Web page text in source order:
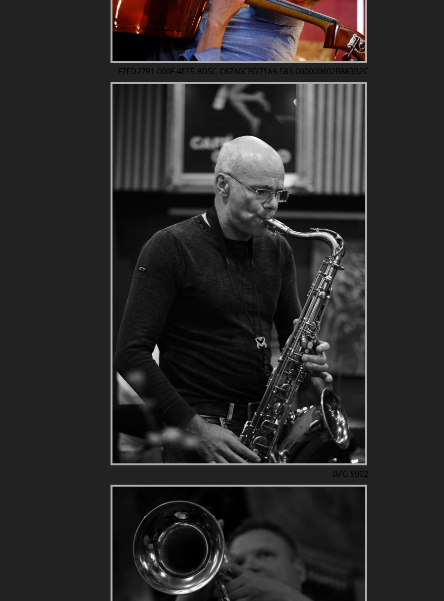
F7ED2791-000F-4EE5-8D5C-C67A0CBD71A9-583-000000602B883B2C
IMG 5902